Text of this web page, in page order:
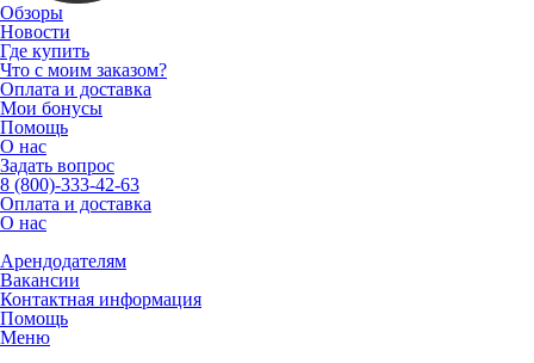
Обзоры
Новости
Где купить
Что с моим заказом?
Оплата и доставка
Мои бонусы
Помощь
О нас
Задать вопрос
8 (800)-333-42-63
Оплата и доставка
О нас
Арендодателям
Вакансии
Контактная информация
Помощь
Меню